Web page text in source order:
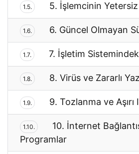
1.5. 5. İşlemcinin Yetersiz
1.6. 6. Güncel Olmayan
1.7. 7. İşletim
1.8. 8. Virüs ve Zararlı
1.9. 9. Tozlanma ve Aşırı
1.10.
10. İnternet
Programlar